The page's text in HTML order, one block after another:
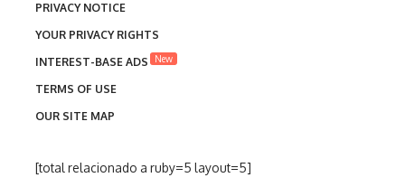
PRIVACY NOTICE
YOUR PRIVACY RIGHTS
INTEREST-BASE ADS
New
TERMS OF USE
OUR SITE MAP
[total relacionado a ruby=5 layout=5]